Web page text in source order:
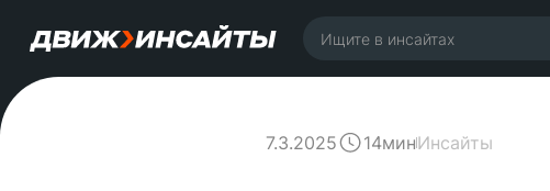
7.3.2025 14минИнсайты